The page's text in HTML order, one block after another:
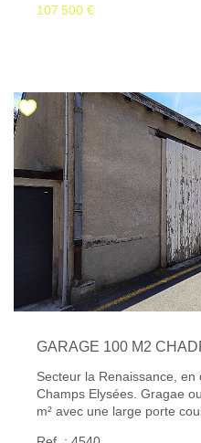
nos biens disponibles sur
immobilier.fr. » "Gibert
locative, transaction, vente,
biens et syndic de
alentours."
107 500 €
GARAGE 100 M2
Secteur la Renaissance,
Champs Elysées. Gragae
m² avec une large porte